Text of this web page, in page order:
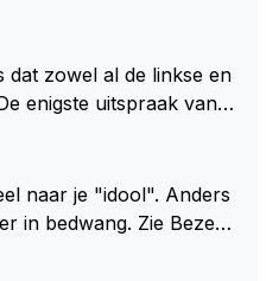
dat zowel al de linkse en
enigste uitspraak van e
maar niet wet
is dan een normale a
groene/wollen regering
naar je "idool". Anders
in bedwang. Zie Bezech